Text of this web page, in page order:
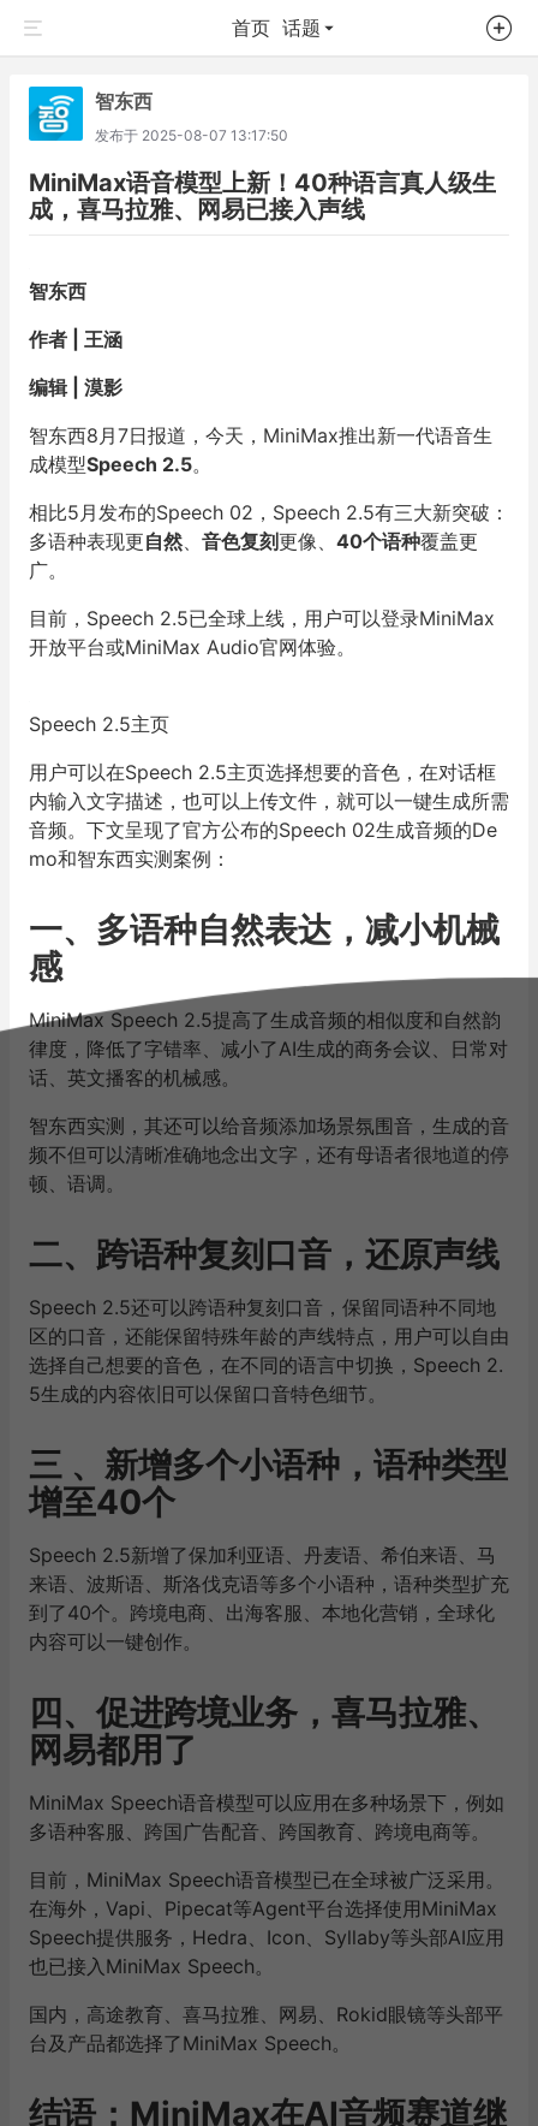
首页 话题
智东西
发布于 2025-08-07 13:17:50
MiniMax语音模型上新！40种语言真人级生
成，喜马拉雅、网易已接入声线
智东西
作者 | 王涵
编辑 | 漠影
智东西8月7日报道，今天，MiniMax推出新一代语音生
成模型Speech 2.5。
相比5月发布的Speech 02，Speech 2.5有三大新突破：
多语种表现更自然、 音色复刻更像、 40个语种覆盖更
广。
目前，Speech 2.5已全球上线，用户可以登录MiniMax
开放平台或MiniMax Audio官网体验。
Speech 2.5主页
用户可以在Speech 2.5主页选择想要的音色，在对话框
内输入文字描述，也可以上传文件，就可以一键生成所需
音频。下文呈现了官方公布的Speech 02生成音频的De
mo和智东西实测案例：
一、多语种自然表达，减小机械
感
MiniMax Speech 2.5提高了生成音频的相似度和自然韵
律度，降低了字错率、减小了AI生成的商务会议、日常对
话、英文播客的机械感。
智东西实测，其还可以给音频添加场景氛围音，生成的音
频不但可以清晰准确地念出文字，还有母语者很地道的停
顿、语调。
二、跨语种复刻口音，还原声线
Speech 2.5还可以跨语种复刻口音，保留同语种不同地
区的口音，还能保留特殊年龄的声线特点，用户可以自由
选择自己想要的音色，在不同的语言中切换，Speech 2.
5生成的内容依旧可以保留口音特色细节。
三 、新增多个小语种，语种类型
增至40个
Speech 2.5新增了保加利亚语、丹麦语、希伯来语、马
来语、波斯语、斯洛伐克语等多个小语种，语种类型扩充
到了40个。跨境电商、出海客服、本地化营销，全球化
内容可以一键创作。
四、促进跨境业务，喜马拉雅、
网易都用了
MiniMax Speech语音模型可以应用在多种场景下，例如
多语种客服、跨国广告配音、跨国教育、跨境电商等。
目前，MiniMax Speech语音模型已在全球被广泛采用。
在海外，Vapi、Pipecat等Agent平台选择使用MiniMax
Speech提供服务，Hedra、Icon、Syllaby等头部AI应用
也已接入MiniMax Speech。
国内，高途教育、喜马拉雅、网易、Rokid眼镜等头部平
台及产品都选择了MiniMax Speech。
结语：MiniMax在AI音频赛道继